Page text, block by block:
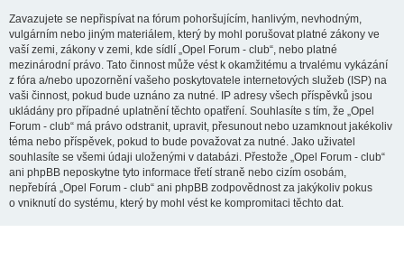
Zavazujete se nepřispívat na fórum pohoršujícím, hanlivým, nevhodným,
vulgárním nebo jiným materiálem, který by mohl porušovat platné zákony ve
vaší zemi, zákony v zemi, kde sídlí „Opel Forum - club“, nebo platné
mezinárodní právo. Tato činnost může vést k okamžitému a trvalému vykázání
z fóra a/nebo upozornění vašeho poskytovatele internetových služeb (ISP) na
vaši činnost, pokud bude uznáno za nutné. IP adresy všech příspěvků jsou
ukládány pro případné uplatnění těchto opatření. Souhlasíte s tím, že „Opel
Forum - club“ má právo odstranit, upravit, přesunout nebo uzamknout jakékoliv
téma nebo příspěvek, pokud to bude považovat za nutné. Jako uživatel
souhlasíte se všemi údaji uloženými v databázi. Přestože „Opel Forum - club“
ani phpBB neposkytne tyto informace třetí straně nebo cizím osobám,
nepřebírá „Opel Forum - club“ ani phpBB zodpovědnost za jakýkoliv pokus
o vniknutí do systému, který by mohl vést ke kompromitaci těchto dat.